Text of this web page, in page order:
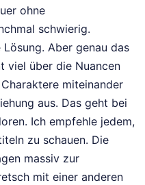
ohne
schwierig.
Aber genau das
viel über die Nuancen
miteinander
aus. Das geht bei
Ich empfehle jedem,
zu schauen. Die
massiv zur
mit einer anderen